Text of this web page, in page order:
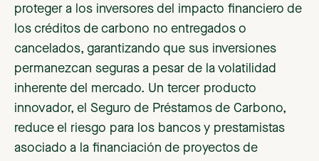
proteger a los inversores del impacto financiero de
los créditos de carbono no entregados o
cancelados, garantizando que sus inversiones
permanezcan seguras a pesar de la volatilidad
inherente del mercado. Un tercer producto
innovador, el Seguro de Préstamos de Carbono,
reduce el riesgo para los bancos y prestamistas
asociado a la financiación de proyectos de